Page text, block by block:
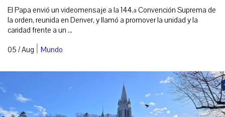
El Papa envió un videomensaje a la 144.ª Convención Suprema de
la orden, reunida en Denver, y llamó a promover la unidad y la
caridad frente a un ...
05 / Aug | Mundo